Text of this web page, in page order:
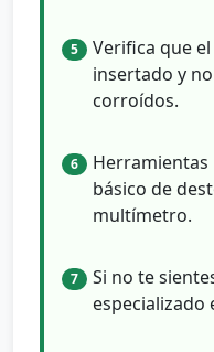
5
Verifica que
insertado y
corroídos.
6
Herramientas
básico de
multímetro.
7
Si no te
especializado